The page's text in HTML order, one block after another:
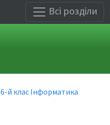
Всі розділи
6-й клас Інформатика